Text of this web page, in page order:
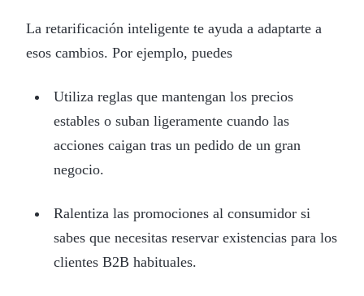
La retarificación inteligente te ayuda a adaptarte a
esos cambios. Por ejemplo, puedes
Utiliza reglas que mantengan los precios
estables o suban ligeramente cuando las
acciones caigan tras un pedido de un gran
negocio.
Ralentiza las promociones al consumidor si
sabes que necesitas reservar existencias para los
clientes B2B habituales.